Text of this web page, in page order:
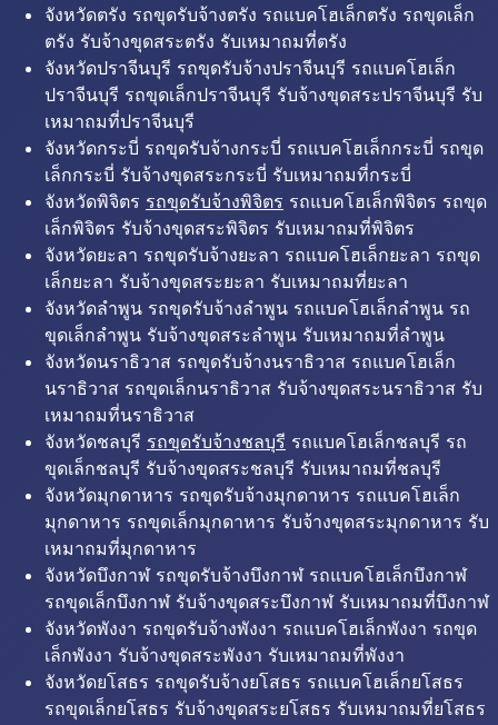
จังหวัดตรัง รถขุดรับจ้างตรัง รถแบคโฮเล็กตรัง รถขุดเล็ก
ตรัง รับจ้างขุดสระตรัง รับเหมาถมที่ตรัง
จังหวัดปราจีนบุรี รถขุดรับจ้างปราจีนบุรี รถแบคโฮเล็ก
ปราจีนบุรี รถขุดเล็กปราจีนบุรี รับจ้างขุดสระปราจีนบุรี รับ
เหมาถมที่ปราจีนบุรี
จังหวัดกระบี่ รถขุดรับจ้างกระบี่ รถแบคโฮเล็กกระบี่ รถขุด
เล็กกระบี่ รับจ้างขุดสระกระบี่ รับเหมาถมที่กระบี่
จังหวัดพิจิตร รถขุดรับจ้างพิจิตร รถแบคโฮเล็กพิจิตร รถขุด
เล็กพิจิตร รับจ้างขุดสระพิจิตร รับเหมาถมที่พิจิตร
จังหวัดยะลา รถขุดรับจ้างยะลา รถแบคโฮเล็กยะลา รถขุด
เล็กยะลา รับจ้างขุดสระยะลา รับเหมาถมที่ยะลา
จังหวัดลำพูน รถขุดรับจ้างลำพูน รถแบคโฮเล็กลำพูน รถ
ขุดเล็กลำพูน รับจ้างขุดสระลำพูน รับเหมาถมที่ลำพูน
จังหวัดนราธิวาส รถขุดรับจ้างนราธิวาส รถแบคโฮเล็ก
นราธิวาส รถขุดเล็กนราธิวาส รับจ้างขุดสระนราธิวาส รับ
เหมาถมที่นราธิวาส
จังหวัดชลบุรี รถขุดรับจ้างชลบุรี รถแบคโฮเล็กชลบุรี รถ
ขุดเล็กชลบุรี รับจ้างขุดสระชลบุรี รับเหมาถมที่ชลบุรี
จังหวัดมุกดาหาร รถขุดรับจ้างมุกดาหาร รถแบคโฮเล็ก
มุกดาหาร รถขุดเล็กมุกดาหาร รับจ้างขุดสระมุกดาหาร รับ
เหมาถมที่มุกดาหาร
จังหวัดบึงกาฬ รถขุดรับจ้างบึงกาฬ รถแบคโฮเล็กบึงกาฬ
รถขุดเล็กบึงกาฬ รับจ้างขุดสระบึงกาฬ รับเหมาถมที่บึงกาฬ
จังหวัดพังงา รถขุดรับจ้างพังงา รถแบคโฮเล็กพังงา รถขุด
เล็กพังงา รับจ้างขุดสระพังงา รับเหมาถมที่พังงา
จังหวัดยโสธร รถขุดรับจ้างยโสธร รถแบคโฮเล็กยโสธร
รถขุดเล็กยโสธร รับจ้างขุดสระยโสธร รับเหมาถมที่ยโสธร